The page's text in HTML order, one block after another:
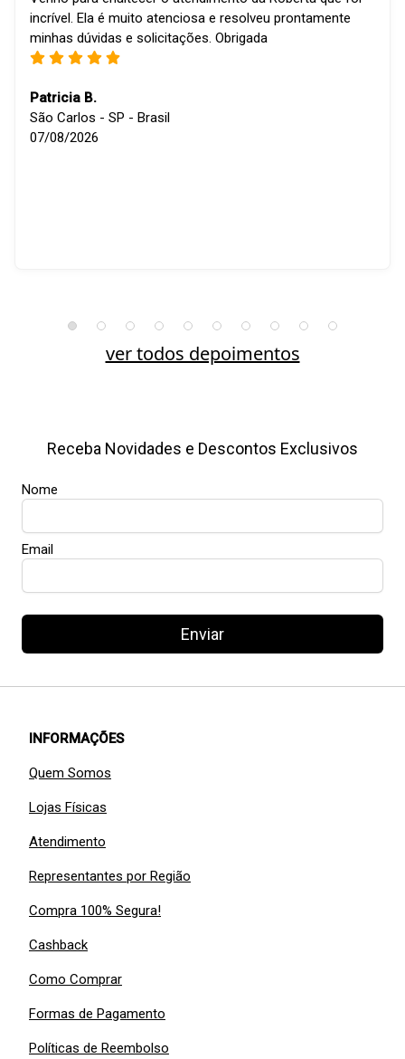
incrível. Ela é muito atenciosa e resolveu prontamente
minhas dúvidas e solicitações. Obrigada
Patricia B.
São Carlos - SP - Brasil
07/08/2026
ver todos depoimentos
Receba Novidades e Descontos Exclusivos
Nome
Email
Enviar
INFORMAÇÕES
Quem Somos
Lojas Físicas
Atendimento
Representantes por Região
Compra 100% Segura!
Cashback
Como Comprar
Formas de Pagamento
Políticas de Reembolso